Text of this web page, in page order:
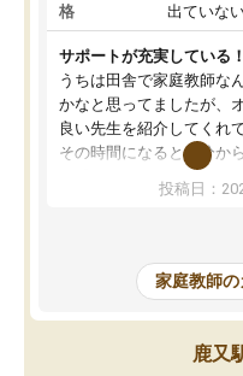
格
出ていな
サポートが充実している！
うちは田舎で家庭教師な
かなと思ってましたが、
良い先生を紹介してくれ
その時間になると自分か
を開いてzoomを繋げるよ
た！5科目なんでもOKな
めて1年ほどだった今で
科目が増えてきました！
であるので無料の週末教
がら頑張って欲しいと思
投稿日：
家庭教師
鹿又